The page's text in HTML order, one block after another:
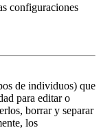
configuraciones
de individuos) que
para editar o
borrar y separar
los